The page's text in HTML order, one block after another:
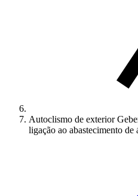
Autoclismo de exterior
ligação ao abastecimento de